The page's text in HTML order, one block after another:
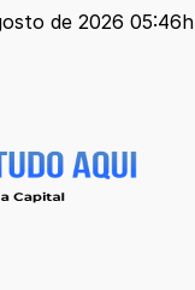
de 2026 05:46h